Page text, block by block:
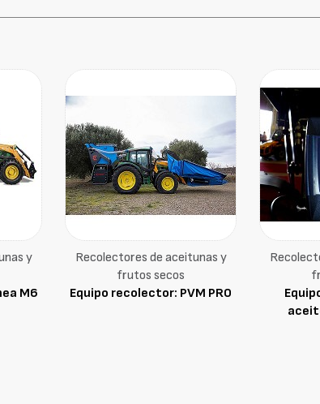
y
M6
Recolectores de aceitunas y
frutos secos
Equipo recolector: PVM PRO